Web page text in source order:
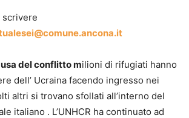
del conflitto milioni di rifugiati hanno
dell’ Ucraina facendo ingresso nei
altri si trovano sfollati all’interno del
italiano . L’UNHCR ha continuato ad